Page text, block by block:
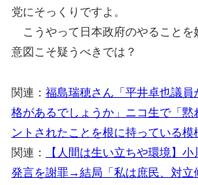
党にそっくりですよ。
こうやって日本政府のやることを
意図こそ疑うべきでは？
関連： 福島瑞穂さん「平井卓也議員
格があるでしょうか」ニコ生で「黙
ントされたことを根に持っている模
関連：
【人間は生い立ちや環境】
発言を謝罪→結局「私は庶民、対立